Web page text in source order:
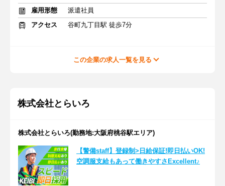
雇用形態
派遣社員
アクセス
谷町九丁目駅 徒歩7分
この企業の求人一覧を見る
株式会社とらいろ
株式会社とらいろ(勤務地:大阪府桃谷駅エリア)
【警備staff】登録制>日給保証!即日払いOK!
空調服支給もあって働きやすさExcellent♪